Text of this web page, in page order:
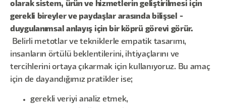
olarak sistem, ürün ve hizmetlerin geliştirilmesi için
gerekli bireyler ve paydaşlar arasında bilişsel -
duygulanımsal anlayış için bir köprü görevi görür.
Belirli metotlar ve tekniklerle empatik tasarımı,
insanların örtülü beklentilerini, ihtiyaçlarını ve
tercihlerini ortaya çıkarmak için kullanıyoruz. Bu amaç
için de dayandığımız pratikler ise;
gerekli veriyi analiz etmek,